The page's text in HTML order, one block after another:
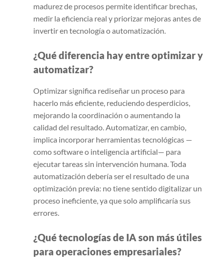
madurez de procesos permite identificar brechas,
medir la eficiencia real y priorizar mejoras antes de
invertir en tecnología o automatización.
¿Qué diferencia hay entre optimizar y
automatizar?
Optimizar significa rediseñar un proceso para
hacerlo más eficiente, reduciendo desperdicios,
mejorando la coordinación o aumentando la
calidad del resultado. Automatizar, en cambio,
implica incorporar herramientas tecnológicas —
como software o inteligencia artificial— para
ejecutar tareas sin intervención humana. Toda
automatización debería ser el resultado de una
optimización previa: no tiene sentido digitalizar un
proceso ineficiente, ya que solo amplificaría sus
errores.
¿Qué tecnologías de IA son más útiles
para operaciones empresariales?